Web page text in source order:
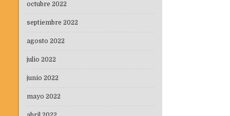
octubre 2022
septiembre 2022
agosto 2022
julio 2022
junio 2022
mayo 2022